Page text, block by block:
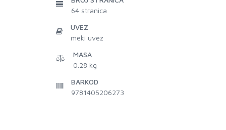
64 stranica
UVEZ
meki uvez
MASA
0.28 kg
BARKOD
9781405206273